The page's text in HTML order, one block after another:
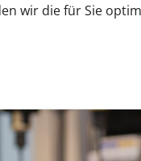
wir die für Sie